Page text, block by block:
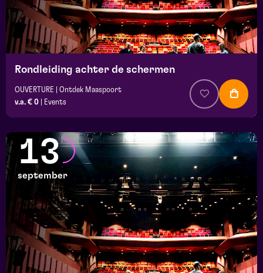
Rondleiding achter de schermen
OUVERTURE | Ontdek Maaspoort
v.a. € 0
Events
13
september